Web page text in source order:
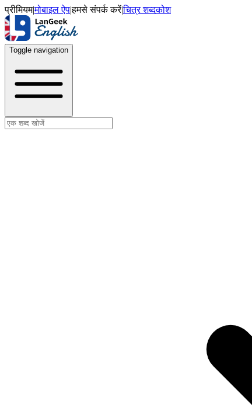
प्रीमियम|मोबाइल ऐप|हमसे संपर्क करें|चित्र शब्दकोश
Toggle navigation